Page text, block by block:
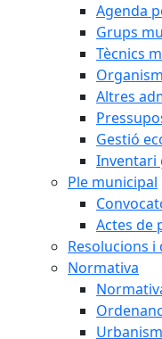
Agenda
Grups
Tècnics
Altres
Gestió
Inventari
Ple municipal
Actes de
Resolucions i
Normativa